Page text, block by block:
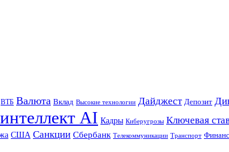
ВТБ Валюта Вклад Высокие технологии Дайджест Депозит
AI Кадры Киберугрозы Ключевая
США Санкции Сбербанк Телекоммуникации Транспорт